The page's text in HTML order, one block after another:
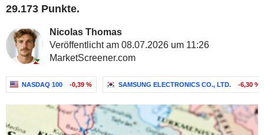
29.173 Punkte.
Nicolas Thomas
Veröffentlicht am 08.07.2026 um 11:26
MarketScreener.com
NASDAQ 100 -0,39 % SAMSUNG ELECTRONICS CO., LTD. -6,30 %